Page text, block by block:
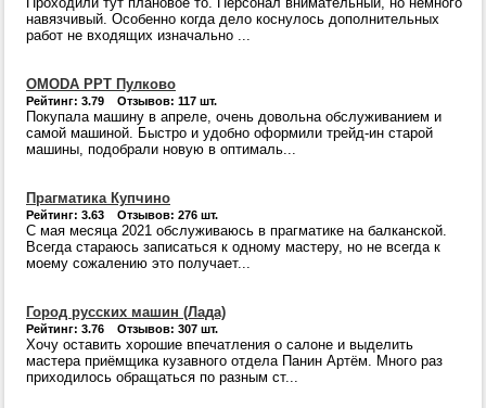
навязчивый. Особенно когда дело коснулось дополнительных
работ не входящих изначально ...
OMODA РРТ Пулково
Рейтинг: 3.79 Отзывов: 117 шт.
Покупала машину в апреле, очень довольна обслуживанием и
самой машиной. Быстро и удобно оформили трейд-ин старой
машины, подобрали новую в оптималь...
Прагматика Купчино
Рейтинг: 3.63 Отзывов: 276 шт.
С мая месяца 2021 обслуживаюсь в прагматике на балканской.
Всегда стараюсь записаться к одному мастеру, но не всегда к
моему сожалению это получает...
Город русских машин (Лада)
Рейтинг: 3.76 Отзывов: 307 шт.
Хочу оставить хорошие впечатления о салоне и выделить
мастера приёмщика кузавного отдела Панин Артём. Много раз
приходилось обращаться по разным ст...